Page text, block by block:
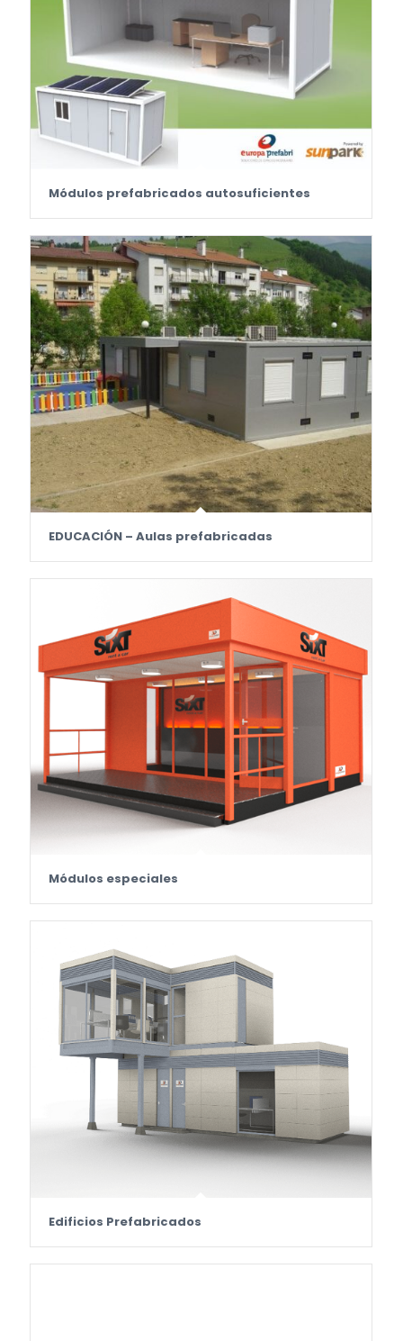
Módulos prefabricados autosuficientes
EDUCACIÓN – Aulas prefabricadas
Módulos especiales
Edificios Prefabricados